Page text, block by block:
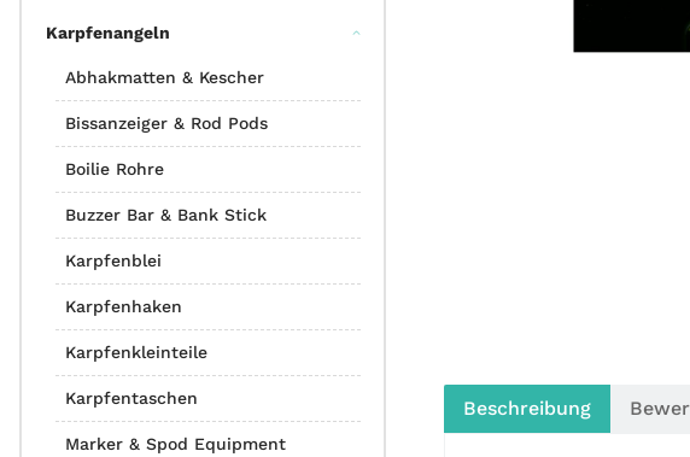
Beschreibung
Karpfenangeln
Abhakmatten & Kescher
Bissanzeiger & Rod Pods
Boilie Rohre
Buzzer Bar & Bank Stick
Karpfenblei
Karpfenhaken
Karpfenkleinteile
Karpfentaschen
Marker & Spod Equipment